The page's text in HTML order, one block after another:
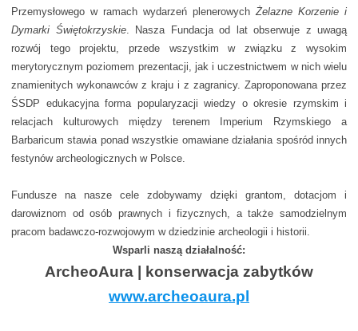
Przemysłowego w ramach wydarzeń plenerowychŻelazne Korzenie i
Dymarki Świętokrzyskie. Nasza Fundacja od lat obserwuje z uwagą
rozwój tego projektu, przede wszystkim w związku z wysokim
merytorycznym poziomem prezentacji, jak i uczestnictwem w nich wielu
znamienitych wykonawców z kraju i z zagranicy. Zaproponowana przez
ŚSDP edukacyjna forma popularyzacji wiedzy o okresie rzymskim i
relacjach kulturowych między terenem Imperium Rzymskiego a
Barbaricum stawia ponad wszystkie omawiane działania spośród innych
festynów archeologicznych w Polsce.
Fundusze na nasze cele zdobywamy dzięki grantom, dotacjom i
darowiznom od osób prawnych i fizycznych, a także samodzielnym
pracom badawczo-rozwojowym w dziedzinie archeologii i historii.
Wsparli naszą działalność:
ArcheoAura | konserwacja zabytków
www.archeoaura.pl